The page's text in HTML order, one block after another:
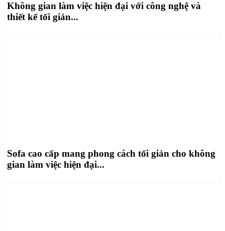
Không gian làm việc hiện đại với công nghệ và
thiết kế tối giản...
Sofa cao cấp mang phong cách tối giản cho không
gian làm việc hiện đại...